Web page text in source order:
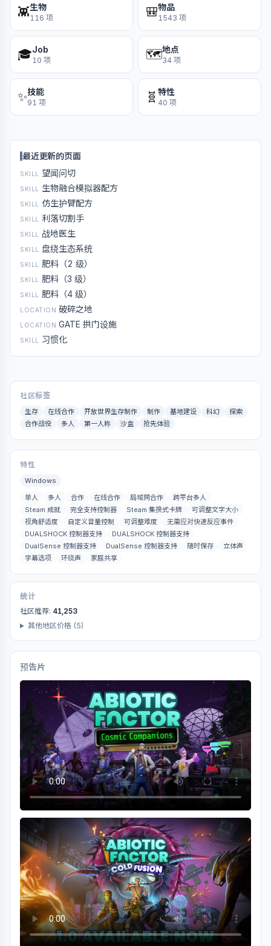
👾生物
116 项 🎒物品
1543 项
🎓Job
10 项 🗺️地点
34 项
✨技能
91 项 🧬 特性
40 项
最近更新的页面
SKILL 望闻问切
SKILL 生物融合模拟器配方
SKILL 仿生护臂配方
SKILL 利落切割手
SKILL 战地医生
SKILL 盘绕生态系统
SKILL 肥料（2 级）
SKILL 肥料（3 级）
SKILL 肥料（4 级）
LOCATION 破碎之地
LOCATION GATE 拱门设施
SKILL 习惯化
社区标签
生存 在线合作 开放世界生存制作 制作 基地建设 科幻
探索
合作战役
多人 第一人称 沙盒 抢先体验
特性
Windows
单人
多人 合作 在线合作 局域网合作
跨平台多人
Steam 成就
完全支持控制器 Steam 集换式卡牌
可调整文字大小
视角舒适度
自定义音量控制 可调整难度
无需应对快速反应事件
DUALSHOCK 控制器支持
DUALSHOCK 控制器支持
DualSense 控制器支持
DualSense 控制器支持 随时保存
立体声
字幕选项
环绕声 家庭共享
统计
社区推荐: 41,253
其他地区价格 (5)
预告片